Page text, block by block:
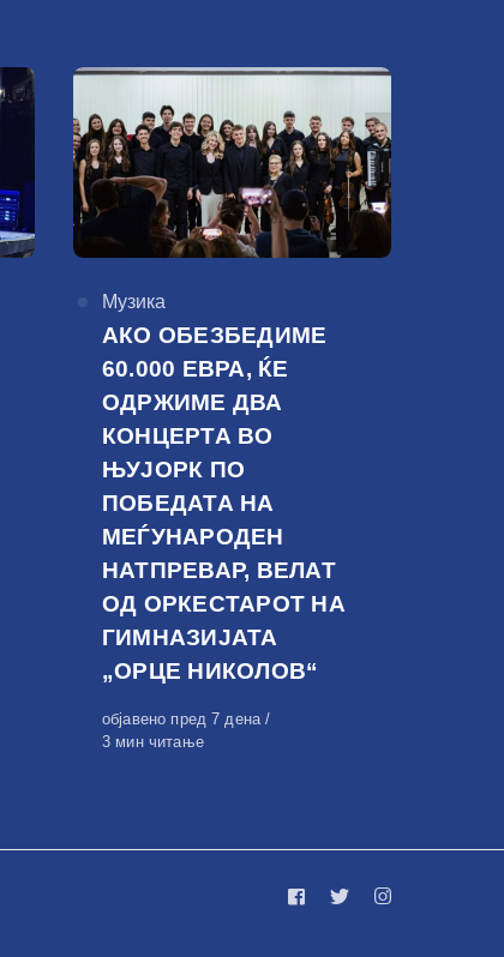
КАтегорија
Музика
АКО ОБЕЗБЕДИМЕ
60.000 ЕВРА, ЌЕ
ОДРЖИМЕ ДВА
КОНЦЕРТА ВО
ЊУЈОРК ПО
ПОБЕДАТА НА
МЕЃУНАРОДЕН
НАТПРЕВАР, ВЕЛАТ
ОД ОРКЕСТАРОТ НА
ГИМНАЗИЈАТА
„ОРЦЕ НИКОЛОВ“
Објавено
на
објавено пред 7 дена
3 мин читање